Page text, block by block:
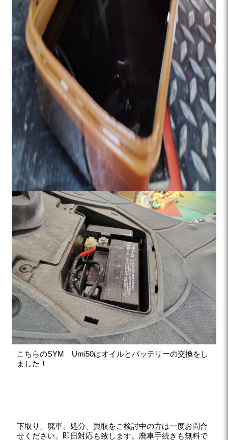
こちらのSYM Umi50はオイルとバッテリーの交換をし
ました！
下取り、廃車、処分、買取をご検討中の方は一度お問合
せください。即日対応も致します。廃車手続きも無料で